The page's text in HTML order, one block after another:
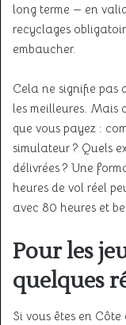
long terme — en
recyclages
embaucher.
Cela ne signifie pas
les meilleures. Mais
que vous payez :
simulateur ? Quels
délivrées ? Une
heures de vol réel
avec 80 heures et
Pour les
quelques
Si vous êtes en Côte